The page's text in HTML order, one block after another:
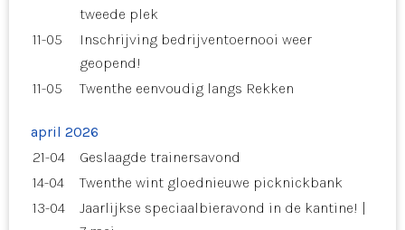
tweede plek
11-05
Inschrijving bedrijventoernooi weer
geopend!
11-05
Twenthe eenvoudig langs Rekken
april 2026
21-04
Geslaagde trainersavond
14-04
Twenthe wint gloednieuwe picknickbank
13-04
Jaarlijkse speciaalbieravond in de kantine! |